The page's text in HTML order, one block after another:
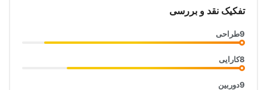
تفکیک نقد و بررسی
طراحی9
کارایی8
دوربین9